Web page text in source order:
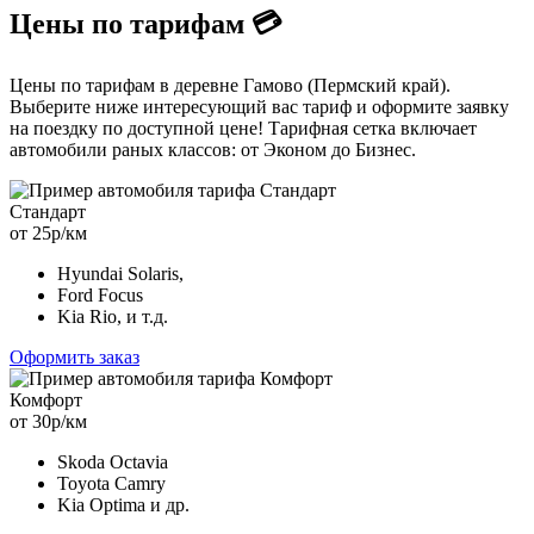
Цены по тарифам 💳
Цены по тарифам в деревнe Гамово (Пермский край).
Выберите ниже интересующий вас тариф и оформите заявку
на поездку по доступной цене! Тарифная сетка включает
автомобили раных классов: от Эконом до Бизнес.
Стандарт
от 25р/км
Hyundai Solaris,
Ford Focus
Kia Rio, и т.д.
Оформить заказ
Комфорт
от 30р/км
Skoda Octavia
Toyota Camry
Kia Optima и др.